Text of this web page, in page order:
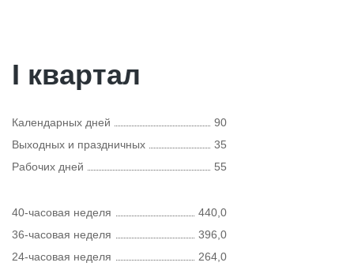
I квартал
Календарных дней
90
Выходных и праздничных
35
Рабочих дней
55
40-часовая неделя
440,0
36-часовая неделя
396,0
24-часовая неделя
264,0